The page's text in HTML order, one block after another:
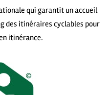
qui garantit un accueil
des itinéraires cyclables pour
itinérance.